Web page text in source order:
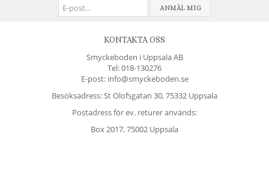
ANMÄL MIG
KONTAKTA OSS
Smyckeboden i Uppsala AB
Tel:018-130276
E-post: info@smyckeboden.se
Besöksadress: St Olofsgatan 30, 75332 Uppsala
Postadress för ev. returer används:
Box 2017, 75002 Uppsala